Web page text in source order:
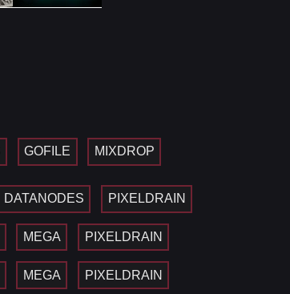
GOFILE MIXDROP
DATANODES PIXELDRAIN
MEGA PIXELDRAIN
MEGA PIXELDRAIN